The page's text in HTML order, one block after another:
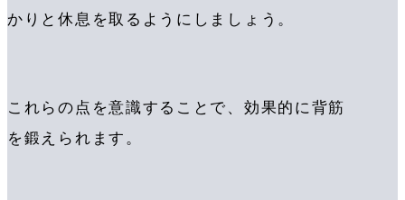
かりと休息を取るようにしましょう。
これらの点を意識することで、効果的に背筋
を鍛えられます。